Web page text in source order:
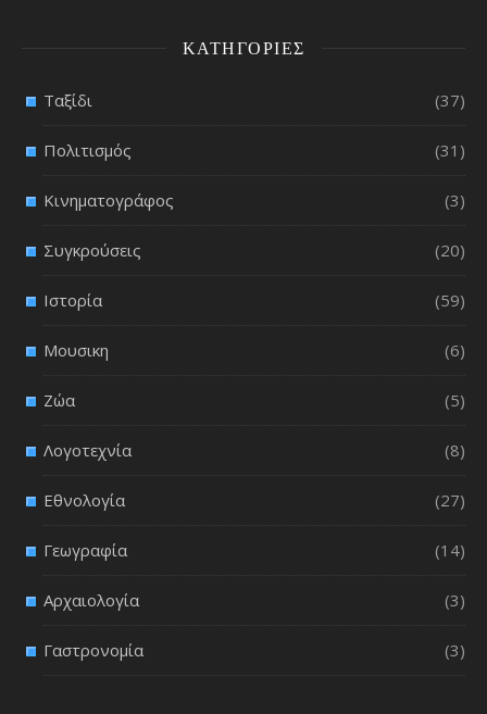
ΚΑΤΗΓΟΡΊΕΣ
Ταξίδι (37)
Πολιτισμός (31)
Κινηματογράφος (3)
Συγκρούσεις (20)
Ιστορία (59)
Μουσικη (6)
Ζώα (5)
Λογοτεχνία (8)
Εθνολογία (27)
Γεωγραφία (14)
Αρχαιολογία (3)
Γαστρονομία (3)